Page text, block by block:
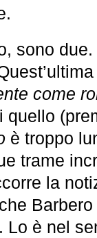
sono
come
quello
è troppo
trame
la
Lo è nel